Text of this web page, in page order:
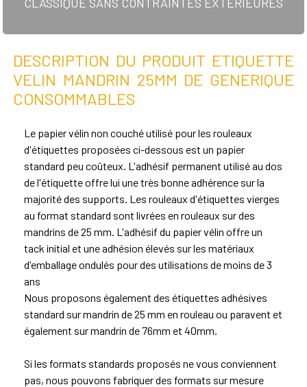
DESCRIPTION DU PRODUIT ETIQUETTE
VELIN MANDRIN 25MM DE GENERIQUE
CONSOMMABLES
Le papier vélin non couché utilisé pour les rouleaux
d'étiquettes proposées ci-dessous est un papier
standard peu coûteux. L'adhésif permanent utilisé au dos
de l'étiquette offre lui une très bonne adhérence sur la
majorité des supports. Les rouleaux d'étiquettes vierges
au format standard sont livrées en rouleaux sur des
mandrins de 25 mm. L'adhésif du papier vélin offre un
tack initial et une adhésion élevés sur les matériaux
d'emballage ondulés pour des utilisations de moins de 3
ans
Nous proposons également des étiquettes adhésives
standard sur mandrin de 25 mm en rouleau ou paravent et
également sur mandrin de 76mm et 40mm.
Si les formats standards proposés ne vous conviennent
pas, nous pouvons fabriquer des formats sur mesure